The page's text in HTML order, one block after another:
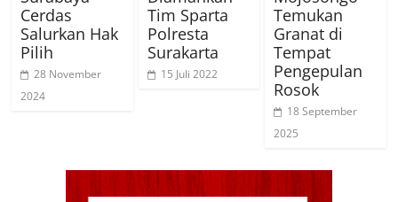
Cerdas
Salurkan Hak
Pilih
28 November
2024
Tim Sparta
Polresta
Surakarta
15 Juli 2022
Temukan
Granat di
Tempat
Pengepulan
Rosok
18 September
2025